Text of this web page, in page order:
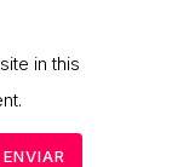
in this